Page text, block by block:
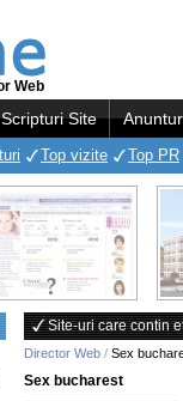
Web
Scripturi Site
Top vizite Top PR
Site-uri care contin
Director Web / Sex
Sex bucharest